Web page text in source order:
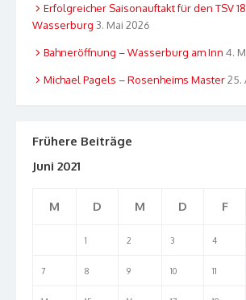
Erfolgreicher Saisonauftakt für den TSV
Wasserburg 3. Mai 2026
Bahneröffnung – Wasserburg am Inn 4.
Michael Pagels – Rosenheims Master25.
Frühere Beiträge
Juni 2021
M D M D F
1 2 3 4
7 8 9 10 11